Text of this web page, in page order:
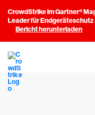
CrowdStrike im Gartner®
Leader für
Bericht herunterladen